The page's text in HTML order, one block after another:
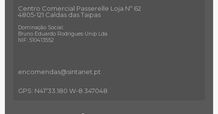
Centro Comercial Passerelle Loja Nº 62
4805-121 Caldas das Taipas
Dominação Social:
Bruno Eduardo Rodrigues Unip Lda
NIF: 510413552
encomendas@sintanet .pt
GPS: N41º33.180 W-8.347048